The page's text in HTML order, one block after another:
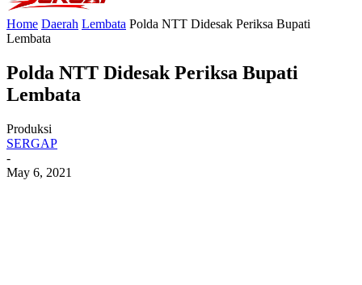
Home Daerah Lembata Polda NTT Didesak Periksa Bupati
Lembata
Polda NTT Didesak Periksa Bupati
Lembata
Produksi
SERGAP
-
May 6, 2021